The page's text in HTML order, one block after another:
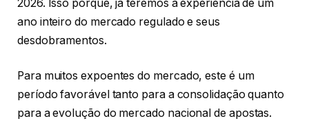
2026. Isso porque, já teremos a experiência de um
ano inteiro do mercado regulado e seus
desdobramentos.
Para muitos expoentes do mercado, este é um
período favorável tanto para a consolidação quanto
para a evolução do mercado nacional de apostas.